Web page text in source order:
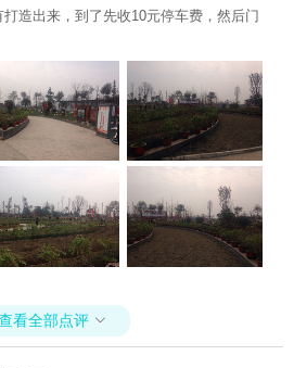
造出来，到了先收10元停车费，然后门
看全部点评 